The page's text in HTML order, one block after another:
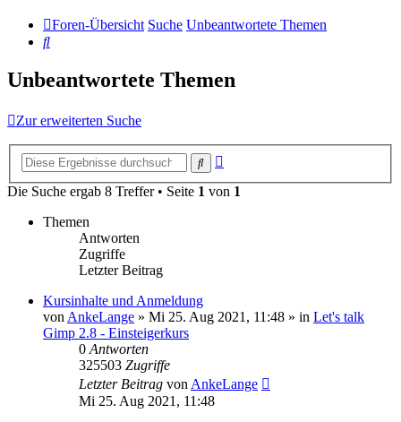
Foren-Übersicht Suche Unbeantwortete Themen
Suche
Unbeantwortete Themen
Zur erweiterten Suche
Suche
Die Suche ergab 8 Treffer • Seite 1 von 1
Themen
Antworten
Zugriffe
Letzter Beitrag
Kursinhalte und Anmeldung
von AnkeLange » Mi 25. Aug 2021, 11:48 » in Let's talk
Gimp 2.8 - Einsteigerkurs
0 Antworten
325503 Zugriffe
Letzter Beitrag von AnkeLange
Mi 25. Aug 2021, 11:48